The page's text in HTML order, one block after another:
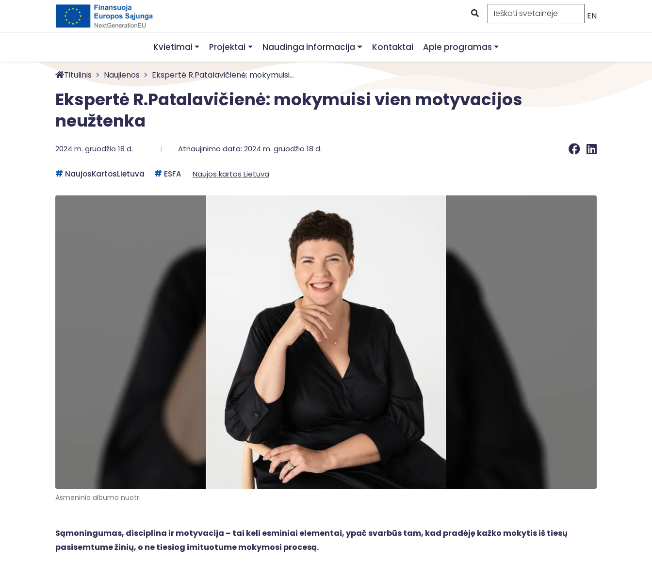
EN
Kvietimai Projektai Naudinga informacija Kontaktai Apie programas
Titulinis Naujienos Ekspertė R.Patalavičienė: mokymuisi...
Ekspertė R.Patalavičienė: mokymuisi vien motyvacijos
neužtenka
2024 m. gruodžio 18 d. Atnaujinimo data: 2024 m. gruodžio 18 d.
NaujosKartosLietuva ESFA Naujos kartos Lietuva
Asmeninio albumo nuotr.
Sąmoningumas, disciplina ir motyvacija – tai keli esminiai elementai, ypač svarbūs tam, kad pradėję kažko mokytis iš tiesų
pasisemtume žinių, o ne tiesiog imituotume mokymosi procesą.